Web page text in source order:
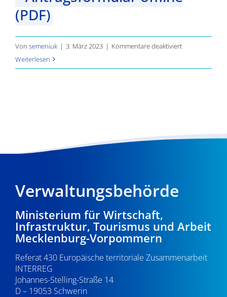
(PDF)
Von semeniuk | 3. März 2023 | Kommentare deaktiviertfür
offline
Weiterlesen
Verwaltungsbehörde
Ministerium für Wirtschaft,
Infrastruktur, Tourismus und Arbeit
Mecklenburg-Vorpommern
Referat 430 Europäische territoriale Zusammenarbeit
INTERREG
Johannes-Stelling-Straße 14
D – 19053 Schwerin